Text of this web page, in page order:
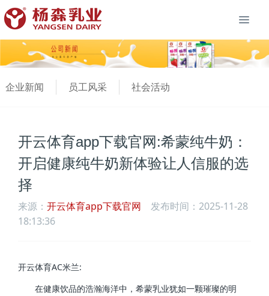
企业新闻 员工风采 社会活动
开云体育app下载官网:希蒙纯牛奶：
开启健康纯牛奶新体验让人信服的选
择
来源： 开云体育app下载官网 发布时间：2025-11-28
18:13:36
开云体育AC米兰:
在健康饮品的浩瀚海洋中，希蒙乳业犹如一颗璀璨的明